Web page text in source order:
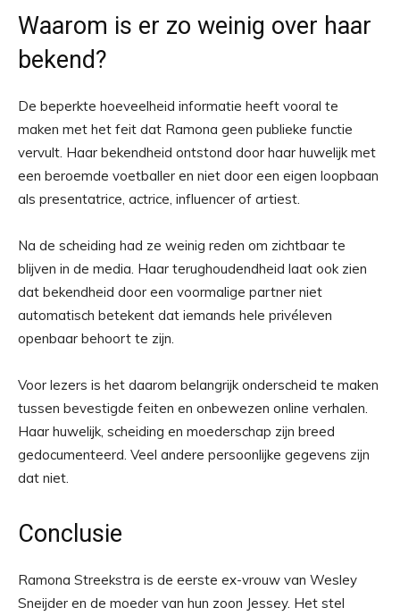
Waarom is er zo weinig over haar
bekend?
De beperkte hoeveelheid informatie heeft vooral te
maken met het feit dat Ramona geen publieke functie
vervult. Haar bekendheid ontstond door haar huwelijk met
een beroemde voetballer en niet door een eigen loopbaan
als presentatrice, actrice, influencer of artiest.
Na de scheiding had ze weinig reden om zichtbaar te
blijven in de media. Haar terughoudendheid laat ook zien
dat bekendheid door een voormalige partner niet
automatisch betekent dat iemands hele privéleven
openbaar behoort te zijn.
Voor lezers is het daarom belangrijk onderscheid te maken
tussen bevestigde feiten en onbewezen online verhalen.
Haar huwelijk, scheiding en moederschap zijn breed
gedocumenteerd. Veel andere persoonlijke gegevens zijn
dat niet.
Conclusie
Ramona Streekstra is de eerste ex-vrouw van Wesley
Sneijder en de moeder van hun zoon Jessey. Het stel